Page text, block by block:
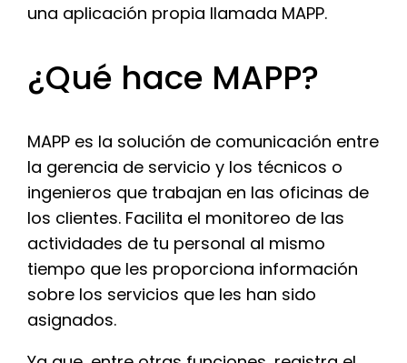
una aplicación propia llamada MAPP.
¿Qué hace MAPP?
MAPP es la solución de comunicación entre
la gerencia de servicio y los técnicos o
ingenieros que trabajan en las oficinas de
los clientes. Facilita el monitoreo de las
actividades de tu personal al mismo
tiempo que les proporciona información
sobre los servicios que les han sido
asignados.